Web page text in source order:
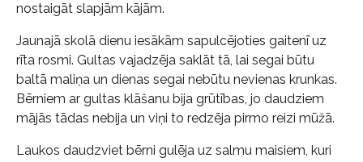
nostaigāt slapjām kājām.
Jaunajā skolā dienu iesākām sapulcējoties gaitenī uz
rīta rosmi. Gultas vajadzēja saklāt tā, lai segai būtu
baltā maliņa un dienas segai nebūtu nevienas krunkas.
Bērniem ar gultas klāšanu bija grūtības, jo daudziem
mājās tādas nebija un viņi to redzēja pirmo reizi mūžā.
Laukos daudzviet bērni gulēja uz salmu maisiem, kuri